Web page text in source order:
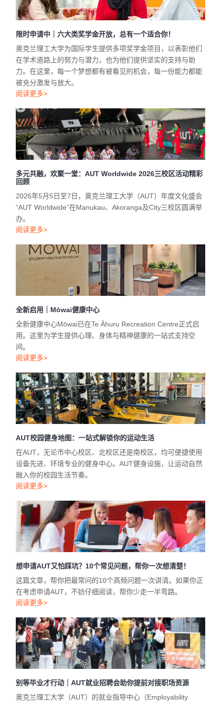
限时申请中｜六大类奖学金开放，总有一个适合你！
奥克兰理工大学为国际学生提供多项奖学金项目，以表彰他们
在学术道路上的努力与潜力，也为他们提供坚实的支持与助
力。在这里，每一个梦想都有被看见的机会，每一份能力都能
被充分激发与放大。
阅读更多>
多元共融，欢聚一堂：AUT Worldwide 2026三校区活动精彩
回顾
2026年5月5日至7日，奥克兰理工大学（AUT）年度文化盛会
“AUT Worldwide”在Manukau、Akoranga及City三校区圆满举
办。
阅读更多>
全新启用｜Mōwai健康中心
全新健康中心Mōwai已在Te Āhuru Recreation Centre正式启
用。这里为学生提供心理、身体与精神健康的一站式支持空
间。
阅读更多>
AUT校园健身地图：一站式解锁你的运动生活
在AUT，无论市中心校区、北校区还是南校区，均可便捷使用
设备先进、环境专业的健身中心。AUT健身设施，让运动自然
融入你的校园生活节奏。
阅读更多>
想申请AUT又怕踩坑？10个常见问题，帮你一次想清楚！
这篇文章，帮你把最常问的10个高频问题一次讲清。如果你正
在考虑申请AUT，不妨仔细阅读，帮你少走一半弯路。
阅读更多>
别等毕业才行动｜AUT就业招聘会助你提前对接职场资源
奥克兰理工大学（AUT）的就业指导中心（Employability